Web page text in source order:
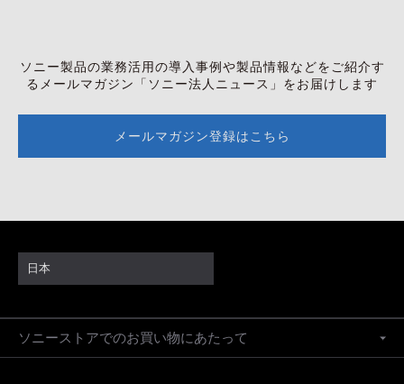
ソニー製品の業務活用の導入事例や製品情報などをご紹介す
る メールマガジン「ソニー法人ニュース」をお届けします
メールマガジン登録はこちら
日本
ソニーストアでのお買い物にあたって